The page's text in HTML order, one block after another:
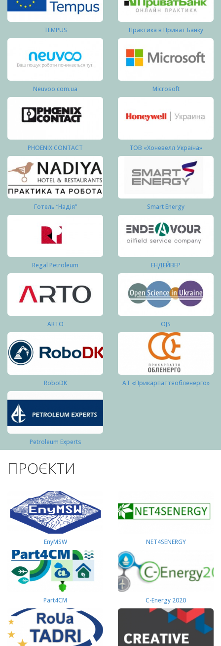
TEMPUS Практика в Приват Банку
Neuvoo.com.ua Microsoft
PHOENIX CONTACT ТОВ «Хоневелл Україна»
Готель “Надія” Smart Energy
Regal Petroleum ЕНДЕЙВЕР
ARTO OJS
RoboDK АТ «Прикарпаттяобленерго»
Petroleum Experts
ПРОЄКТИ
EnyMSW NET4SENERGY
Part4СМ C-Energy 2020